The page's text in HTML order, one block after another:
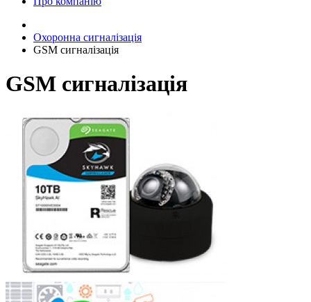
Охоронна сигналізація
GSM сигналізація
GSM сигналізація